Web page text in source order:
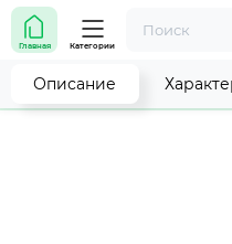
Внимание! Работа
Мы делаем всё
заказов
Главная Категории
Описание